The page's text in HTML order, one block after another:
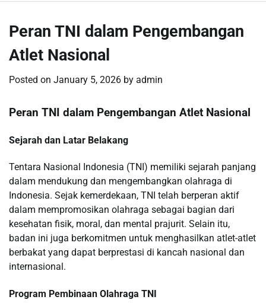
Peran TNI dalam Pengembangan
Atlet Nasional
Posted on January 5, 2026 by admin
Peran TNI dalam Pengembangan Atlet Nasional
Sejarah dan Latar Belakang
Tentara Nasional Indonesia (TNI) memiliki sejarah panjang
dalam mendukung dan mengembangkan olahraga di
Indonesia. Sejak kemerdekaan, TNI telah berperan aktif
dalam mempromosikan olahraga sebagai bagian dari
kesehatan fisik, moral, dan mental prajurit. Selain itu,
badan ini juga berkomitmen untuk menghasilkan atlet-atlet
berbakat yang dapat berprestasi di kancah nasional dan
internasional.
Program Pembinaan Olahraga TNI